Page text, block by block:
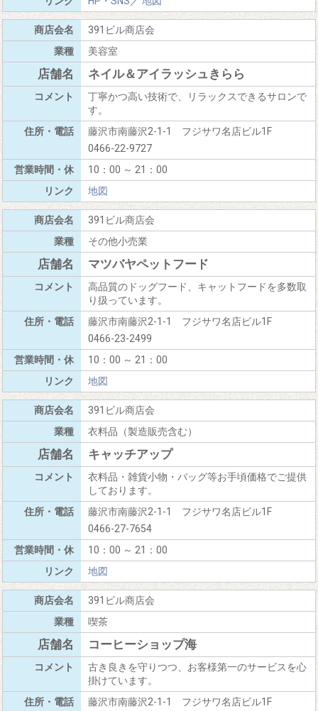
391ビル商店会
美容室
ネイル＆アイラッシュきらら
丁寧かつ高い技術で、リラックスできるサロンで
す。
藤沢市南藤沢2-1-1 フジサワ名店ビル1F
0466-22-9727
10：00 ～ 21：00
地図
391ビル商店会
その他小売業
マツバヤペットフード
高品質のドッグフード、キャットフードを多数取
り扱っています。
藤沢市南藤沢2-1-1 フジサワ名店ビル1F
0466-23-2499
10：00 ～ 21：00
地図
391ビル商店会
衣料品（製造販売含む）
キャッチアップ
衣料品・雑貨小物・バッグ等お手頃価格でご提供
しております。
藤沢市南藤沢2-1-1 フジサワ名店ビル1F
0466-27-7654
10：00 ～ 21：00
地図
391ビル商店会
喫茶
コーヒーショップ海
古き良きを守りつつ、お客様第一のサービスを心
掛けています。
藤沢市南藤沢2-1-1 フジサワ名店ビル1F